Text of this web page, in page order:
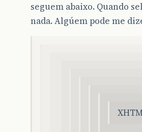
seguem abaixo. Quando
nada. Algúem pode me